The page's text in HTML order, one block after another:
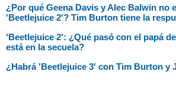
¿Por qué Geena Davis y Alec Balwin no
'Beetlejuice 2'? Tim Burton tiene la
'Beetlejuice 2': ¿Qué pasó con el papá
está en la secuela?
¿Habrá 'Beetlejuice 3' con Tim Burton y